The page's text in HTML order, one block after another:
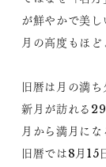
が鮮やかで美し
月の高度もほど
旧暦は月の満
新月が訪れる
月から満月にな
旧暦では8月15